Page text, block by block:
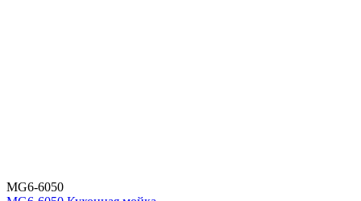
MG6-6050